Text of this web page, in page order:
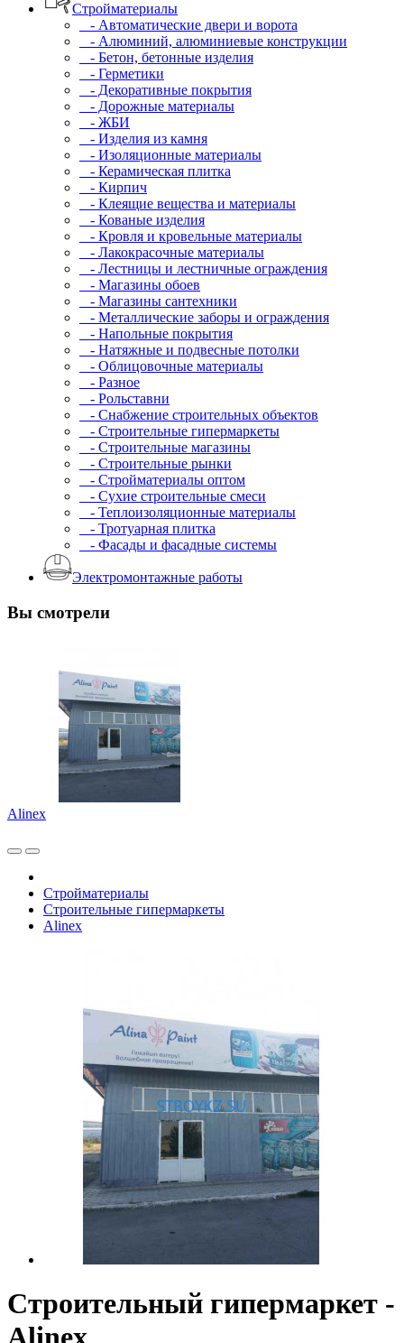
Стройматериалы
- Автоматические двери и ворота
- Алюминий, алюминиевые конструкции
- Бетон, бетонные изделия
- Герметики
- Декоративные покрытия
- Дорожные материалы
- ЖБИ
- Изделия из камня
- Изоляционные материалы
- Керамическая плитка
- Кирпич
- Клеящие вещества и материалы
- Кованые изделия
- Кровля и кровельные материалы
- Лакокрасочные материалы
- Лестницы и лестничные ограждения
- Магазины обоев
- Магазины сантехники
- Металлические заборы и ограждения
- Напольные покрытия
- Натяжные и подвесные потолки
- Облицовочные материалы
- Разное
- Рольставни
- Снабжение строительных объектов
- Строительные гипермаркеты
- Строительные магазины
- Строительные рынки
- Стройматериалы оптом
- Сухие строительные смеси
- Теплоизоляционные материалы
- Тротуарная плитка
- Фасады и фасадные системы
Электромонтажные работы
Вы смотрели
Alinex
Стройматериалы
Строительные гипермаркеты
Alinex
Строительный гипермаркет -